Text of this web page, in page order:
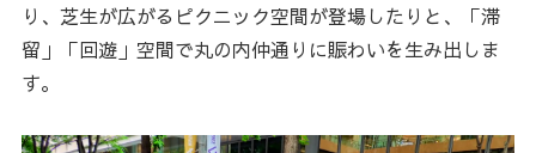
り、芝生が広がるピクニック空間が登場したりと、「滞
留」「回遊」空間で丸の内仲通りに賑わいを生み出しま
す。